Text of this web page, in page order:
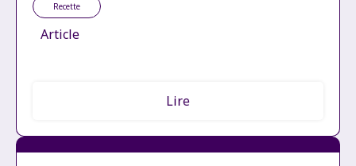
Recette
Article
Lire